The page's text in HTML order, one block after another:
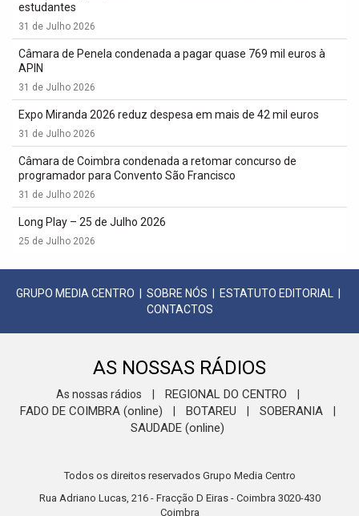
estudantes
31 de Julho 2026
Câmara de Penela condenada a pagar quase 769 mil euros à
APIN
31 de Julho 2026
Expo Miranda 2026 reduz despesa em mais de 42 mil euros
31 de Julho 2026
Câmara de Coimbra condenada a retomar concurso de
programador para Convento São Francisco
31 de Julho 2026
Long Play – 25 de Julho 2026
25 de Julho 2026
GRUPO MEDIA CENTRO SOBRE NÓS ESTATUTO EDITORIAL
CONTACTOS
AS NOSSAS RÁDIOS
As nossas rádios REGIONAL DO CENTRO
FADO DE COIMBRA (online) BOTAREU SOBERANIA
SAUDADE (online)
Todos os direitos reservados Grupo Media Centro
Rua Adriano Lucas, 216 - Fracção D Eiras - Coimbra 3020-430
Coimbra